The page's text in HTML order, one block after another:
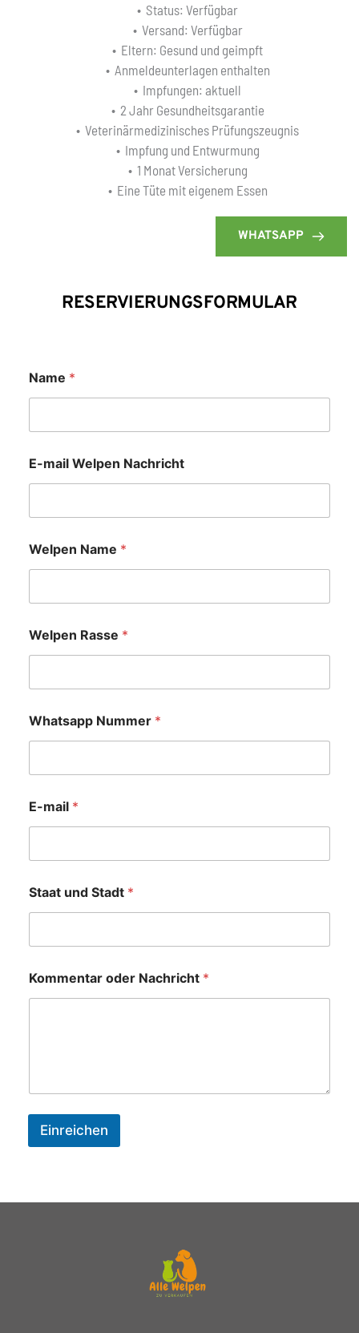
Status: Verfügbar
Versand: Verfügbar
Eltern: Gesund und geimpft
Anmeldeunterlagen enthalten
Impfungen: aktuell
2 Jahr Gesundheitsgarantie
Veterinärmedizinisches Prüfungszeugnis
Impfung und Entwurmung
1 Monat Versicherung
Eine Tüte mit eigenem Essen
WHATSAPP
RESERVIERUNGSFORMULAR
Name *
E-mail Welpen Nachricht
Welpen Name *
Welpen Rasse *
Whatsapp Nummer *
E-mail *
Staat und Stadt *
Kommentar oder Nachricht *
Einreichen